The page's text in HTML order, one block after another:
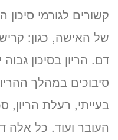
קשורים לגורמי סיכון
של האישה, כגון:
דם. הריון בסיכון
סיבוכים במהלך
בעייתי, רעלת הריון,
העובר ועוד. כל אלה